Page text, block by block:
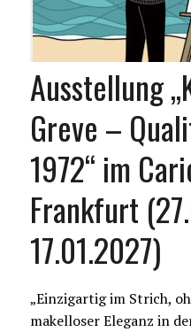
Ausstellung
Greve –
1972“ im
Frankfurt
17.01.2027)
„Einzigartig im Strich,
makelloser Eleganz in